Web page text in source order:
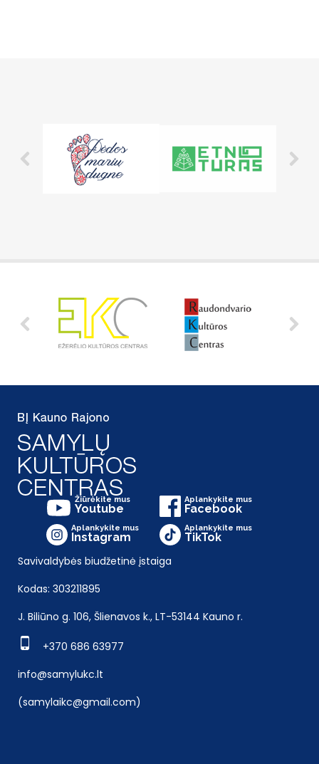
Žiūrėkite mus
Youtube
Aplankykite mus
Facebook
Aplankykite mus
Instagram
Aplankykite mus
TikTok
Savivaldybės biudžetinė įstaiga
Kodas: 303211895
J. Biliūno g. 106, Šlienavos k., LT-53144 Kauno r.
+370 686 63977
info@samylukc.lt
(samylaikc@gmail.com)